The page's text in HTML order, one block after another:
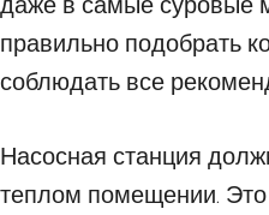
правильно подобрать
соблюдать все
Насосная станция
теплом помещении. Это